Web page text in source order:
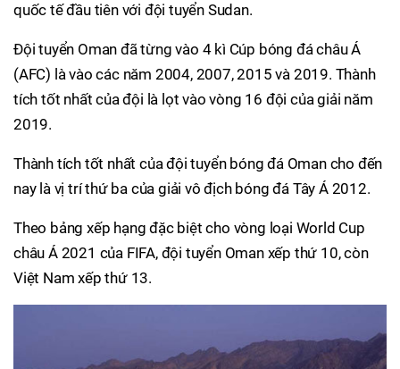
quốc tế đầu tiên với đội tuyển Sudan.
Đội tuyển Oman đã từng vào 4 kì Cúp bóng đá châu Á
(AFC) là vào các năm 2004, 2007, 2015 và 2019. Thành
tích tốt nhất của đội là lọt vào vòng 16 đội của giải năm
2019.
Thành tích tốt nhất của đội tuyển bóng đá Oman cho đến
nay là vị trí thứ ba của giải vô địch bóng đá Tây Á 2012.
Theo bảng xếp hạng đặc biệt cho vòng loại World Cup
châu Á 2021 của FIFA, đội tuyển Oman xếp thứ 10, còn
Việt Nam xếp thứ 13.